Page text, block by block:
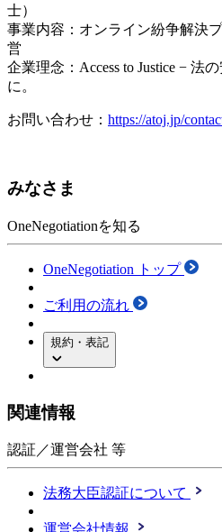
士）
事業内容：オンライン紛争解決
営
企業理念：Access to Justice − 法
に。
お問い合わせ： https://atoj.jp/
みなさま
OneNegotiationを知る
OneNegotiation トップ
ご利用の流れ
規約・表記
関連情報
認証／運営会社 等
法務大臣認証について